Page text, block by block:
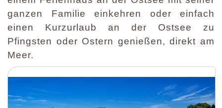
ganzen Familie einkehren oder einfach
einen Kurzurlaub an der Ostsee zu
Pfingsten oder Ostern genießen, direkt am
Meer.